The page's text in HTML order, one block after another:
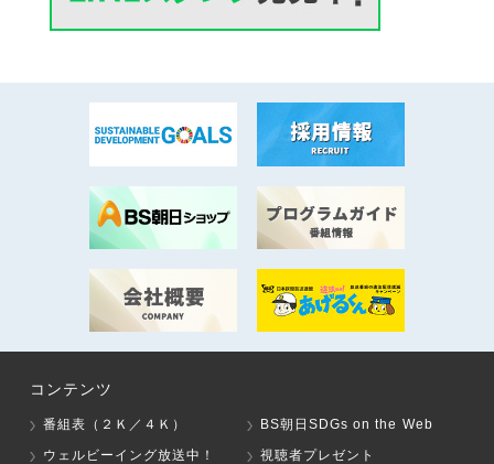
コンテンツ
番組表（２Ｋ／４Ｋ）
BS朝日SDGs on the Web
ウェルビーイング放送中！
視聴者プレゼント